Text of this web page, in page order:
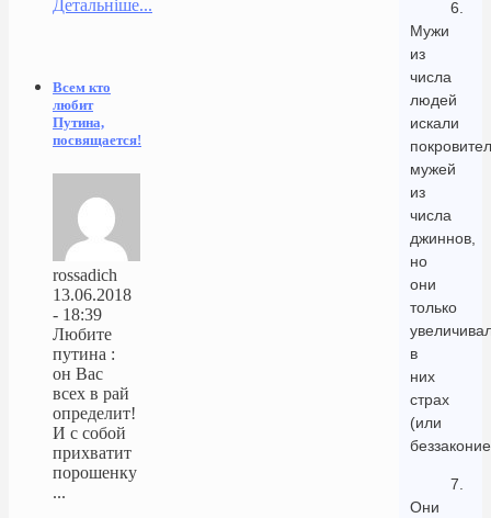
6.
Мужи
из
числа
людей
искали
мужей
из
числа
джиннов,
но
они
только
в
них
страх
(или
7.
Они
Детальніше...
Всем кто
любит
Путина,
посвящается!
rossadich
13.06.2018
- 18:39
Любите
путина :
он Вас
всех в рай
определит!
И с собой
прихватит
порошенку
...